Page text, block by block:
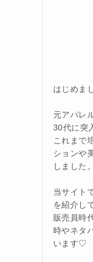
はじめま
元アパレ
30代に突
これまで
ションや
しました。
当サイト
を紹介し
販売員時
時やネタ
います♡